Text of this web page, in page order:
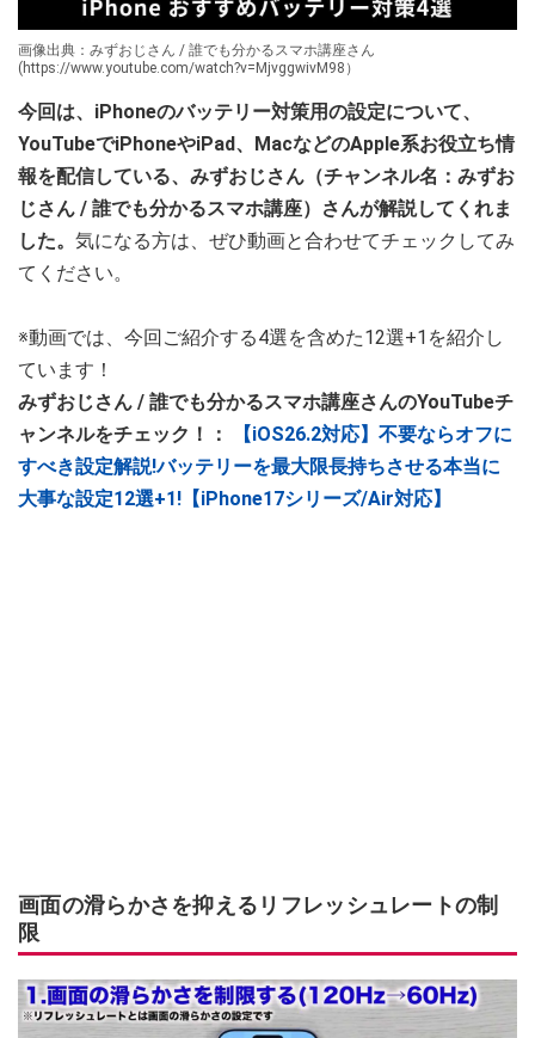
画像出典：みずおじさん / 誰でも分かるスマホ講座さん
(https://www.youtube.com/watch?v=MjvggwivM98）
今回は、iPhoneのバッテリー対策用の設定について、
YouTubeでiPhoneやiPad、MacなどのApple系お役立ち情
報を配信している、みずおじさん（チャンネル名：みずお
じさん / 誰でも分かるスマホ講座）さんが解説してくれま
した。 気になる方は、ぜひ動画と合わせてチェックしてみ
てください。
※動画では、今回ご紹介する4選を含めた12選+1を紹介し
ています！
みずおじさん / 誰でも分かるスマホ講座さんのYouTubeチ
ャンネルをチェック！：
【iOS26.2対応】不要ならオフに
すべき設定解説!バッテリーを最大限長持ちさせる本当に
大事な設定12選+1!【iPhone17シリーズ/Air対応】
画面の滑らかさを抑えるリフレッシュレートの制
限